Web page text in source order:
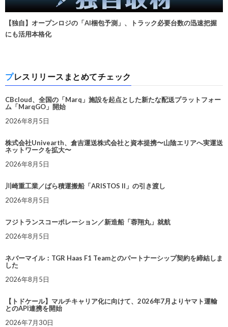
【独自】オープンロジの「AI梱包予測」、トラック必要台数の迅速把握
にも活用本格化
プレスリリースまとめてチェック
CBcloud、全国の「Marq」施設を起点とした新たな配送プラットフォー
ム「MarqGO」開始
2026年8月5日
株式会社Univearth、倉吉運送株式会社と資本提携〜山陰エリアへ実運送
ネットワークを拡大〜
2026年8月5日
川崎重工業／ばら積運搬船「ARISTOS II」の引き渡し
2026年8月5日
フジトランスコーポレーション／新造船「蓉翔丸」就航
2026年8月5日
ネバーマイル：TGR Haas F1 Teamとのパートナーシップ契約を締結しま
した
2026年8月5日
【トドケール】マルチキャリア化に向けて、2026年7月よりヤマト運輸
とのAPI連携を開始
2026年7月30日